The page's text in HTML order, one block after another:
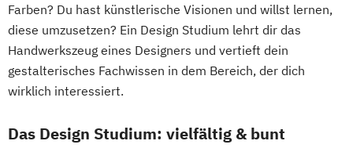
Farben? Du hast künstlerische Visionen und willst lernen,
diese umzusetzen? Ein Design Studium lehrt dir das
Handwerkszeug eines Designers und vertieft dein
gestalterisches Fachwissen in dem Bereich, der dich
wirklich interessiert.
Das Design Studium: vielfältig & bunt